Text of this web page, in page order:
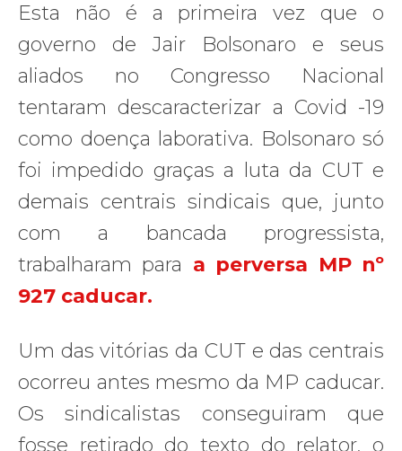
Esta não é a primeira vez que o
governo de Jair Bolsonaro e seus
aliados no Congresso Nacional
tentaram descaracterizar a Covid -19
como doença laborativa. Bolsonaro só
foi impedido graças a luta da CUT e
demais centrais sindicais que, junto
com a bancada progressista,
trabalharam para a perversa MP nº
927 caducar.
Um das vitórias da CUT e das centrais
ocorreu antes mesmo da MP caducar.
Os sindicalistas conseguiram que
fosse retirado do texto do relator, o